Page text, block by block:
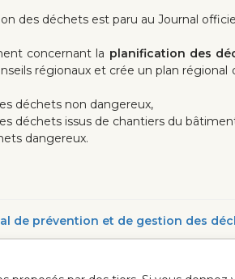
des déchets est paru au Journal
concernant la planification des
régionaux et crée un plan
déchets non dangereux,
déchets issus de chantiers du
dangereux.
de prévention et de gestion des